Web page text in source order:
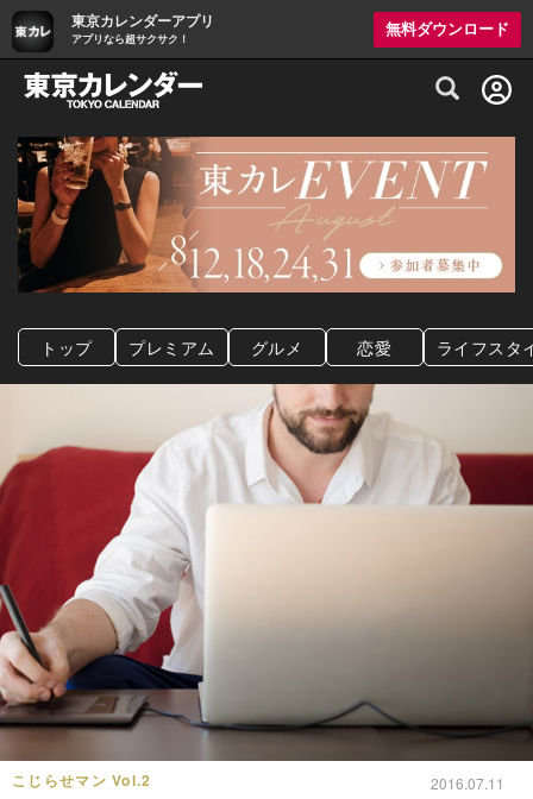
東京カレンダーアプリ
アプリなら超サクサク！
無料ダウンロード
グルメ情報・プレミアムレストラン予約
トップ プレミアム グルメ 恋愛 ライフスタ
こじらせマン Vol.2 2016.07.11